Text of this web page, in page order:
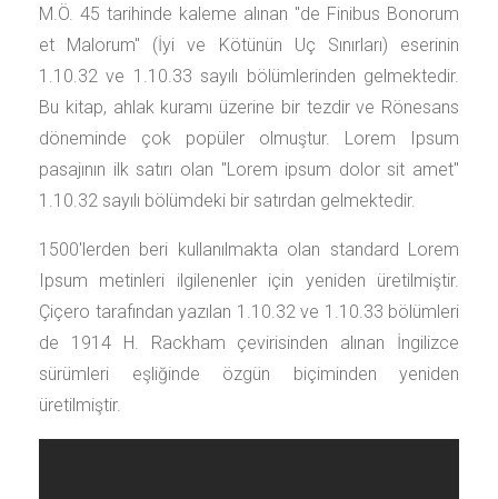
M.Ö. 45 tarihinde kaleme alınan "de Finibus Bonorum
et Malorum" (İyi ve Kötünün Uç Sınırları) eserinin
1.10.32 ve 1.10.33 sayılı bölümlerinden gelmektedir.
Bu kitap, ahlak kuramı üzerine bir tezdir ve Rönesans
döneminde çok popüler olmuştur. Lorem Ipsum
pasajının ilk satırı olan "Lorem ipsum dolor sit amet"
1.10.32 sayılı bölümdeki bir satırdan gelmektedir.
1500'lerden beri kullanılmakta olan standard Lorem
Ipsum metinleri ilgilenenler için yeniden üretilmiştir.
Çiçero tarafından yazılan 1.10.32 ve 1.10.33 bölümleri
de 1914 H. Rackham çevirisinden alınan İngilizce
sürümleri eşliğinde özgün biçiminden yeniden
üretilmiştir.